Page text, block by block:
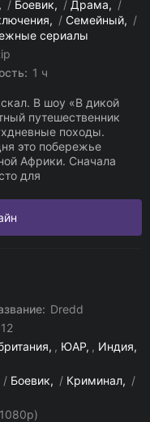
/ Боевик / Драма
/
/ Семейный
/
сериалы
1 ч
В шоу «В дикой
путешественник
походы.
это побережье
Африки. Сначала
для
Dredd
, ЮАР , Индия
/ Боевик / Криминал
/